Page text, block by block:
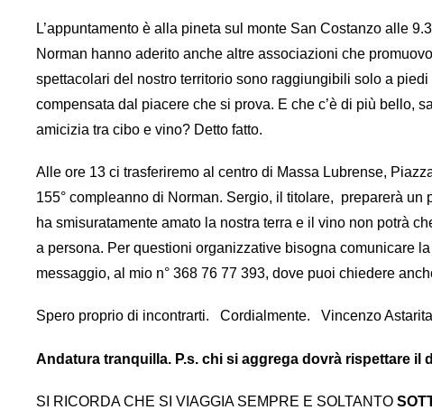
L’appuntamento è alla pineta sul monte San Costanzo alle
Norman hanno aderito anche altre associazioni che
spettacolari del nostro territorio sono raggiungibili solo a
compensata dal piacere che si prova. E che c’è di più bello,
amicizia tra cibo e vino? Detto fatto.
Alle ore 13 ci trasferiremo al centro di Massa Lubrense,
155° compleanno di Norman. Sergio, il titolare, preparerà
ha smisuratamente amato la nostra terra e il vino non potrà
a persona. Per questioni organizzative bisogna comunicare
messaggio, al mio n° 368 76 77 393, dove puoi chiedere
Spero proprio di incontrarti. Cordialmente. Vincenzo Astarita
Andatura tranquilla. P.s. chi si aggrega dovrà rispettare
SI RICORDA CHE SI VIAGGIA SEMPRE E SOLTANTO